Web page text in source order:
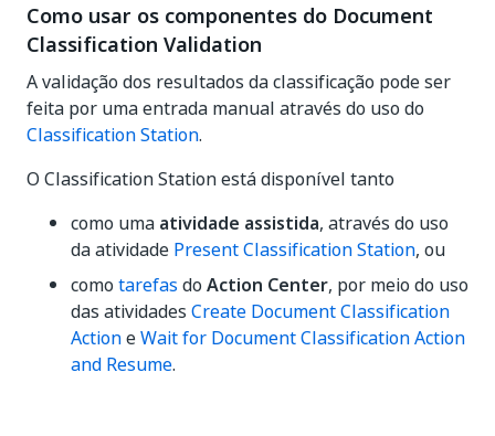
Como usar os componentes do Document
Classification Validation
A validação dos resultados da classificação pode ser
feita por uma entrada manual através do uso do
Classification Station.
O Classification Station está disponível tanto
como uma atividade assistida, através do uso
da atividade Present Classification Station, ou
como tarefas do Action Center, por meio do uso
das atividades Create Document Classification
ActioneWait for Document Classification Action
and Resume.